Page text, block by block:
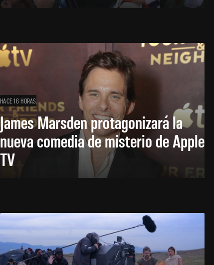
HACE 16 HORAS
James Marsden protagonizará la
nueva comedia de misterio de Apple
TV